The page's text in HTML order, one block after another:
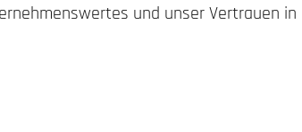
und unser Vertrauen in